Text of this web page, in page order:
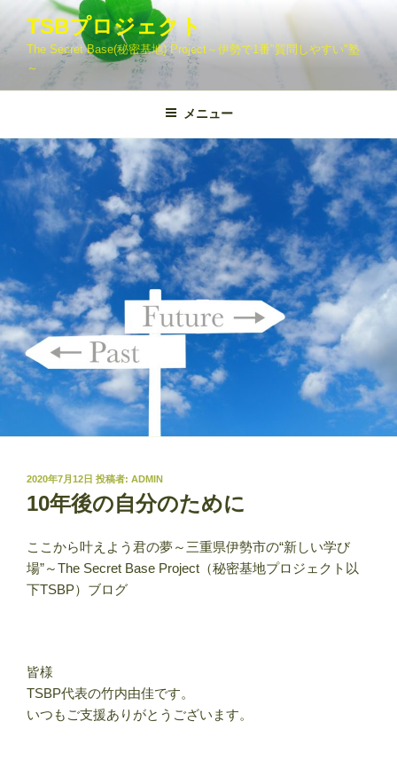
テ
ツ
ス
ッ
TSBプロジェクト
The Secret Base(秘密基地) Project～伊勢で1番"質問しやすい"塾
～
メニュー
投
稿
日:
2020年7月12日 投稿者: ADMIN
10年後の自分のために
ここから叶えよう君の夢～三重県伊勢市の“新しい学び
場”～The Secret Base Project（秘密基地プロジェクト以
下TSBP）ブログ
皆様
TSBP代表の竹内由佳です。
いつもご支援ありがとうございます。